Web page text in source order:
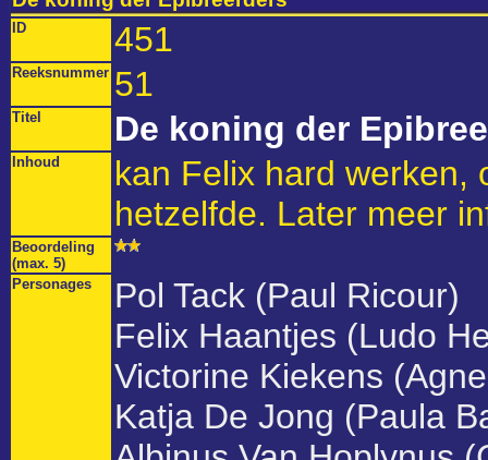
ID 451
Reeksnummer 51
Titel De koning der
Inhoud
kan Felix hard werken,
hetzelfde. Later meer
Beoordeling
(max. 5)
Personages
Pol Tack (Paul Ricour)
Felix Haantjes (Ludo
Victorine Kiekens
Katja De Jong (Paula